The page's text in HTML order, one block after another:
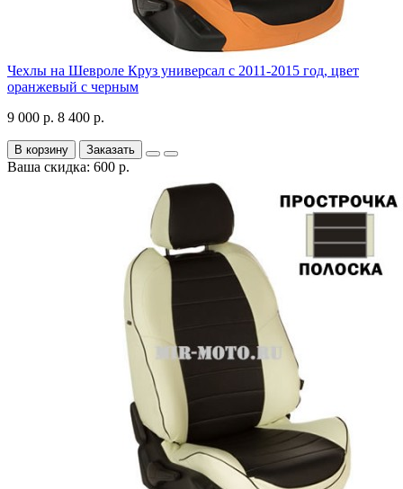
Чехлы на Шевроле Круз универсал с 2011-2015 год, цвет
оранжевый с черным
9 000 р. 8 400 р.
В корзину Заказать
Ваша скидка: 600 р.